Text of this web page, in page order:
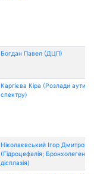
Богдан Павел (ДЦП)
Каргієва Кіра (Розлади
спектру)
Ніколаєвський Ігор
(Гідроцефалія;
дісплазія)